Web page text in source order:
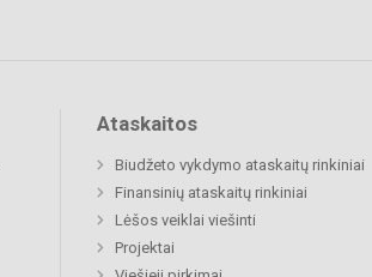
Ataskaitos
Biudžeto vykdymo ataskaitų rinkiniai
Finansinių ataskaitų rinkiniai
Lėšos veiklai viešinti
Projektai